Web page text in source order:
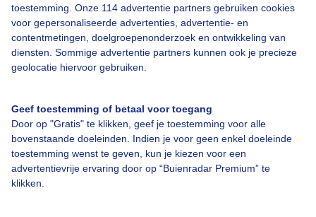
toestemming. Onze 114 advertentie partners gebruiken cookies
voor gepersonaliseerde advertenties, advertentie- en
contentmetingen, doelgroepenonderzoek en ontwikkeling van
diensten. Sommige advertentie partners kunnen ook je precieze
geolocatie hiervoor gebruiken.
Geef toestemming of betaal voor toegang
Door op "Gratis" te klikken, geef je toestemming voor alle
bovenstaande doeleinden. Indien je voor geen enkel doeleinde
toestemming wenst te geven, kun je kiezen voor een
advertentievrije ervaring door op “Buienradar Premium” te
klikken.
Veelgestelde vragen
Contact
Toegankelijkheid
Adverteren
Buienradar Team
Privacy beleid
Cookie beleid